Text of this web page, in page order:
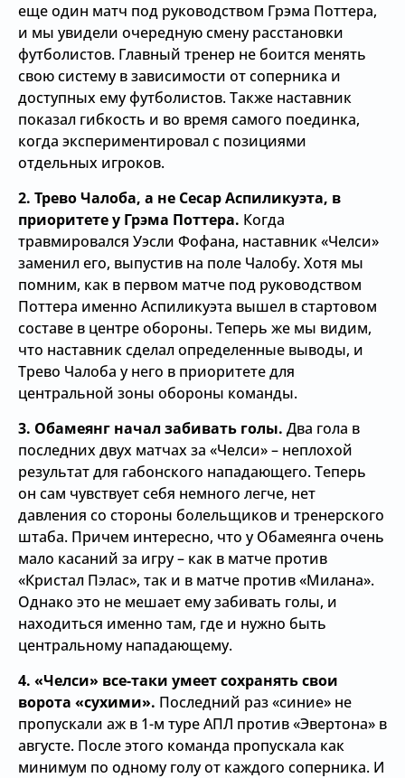
еще один матч под руководством Грэма Поттера,
и мы увидели очередную смену расстановки
футболистов. Главный тренер не боится менять
свою систему в зависимости от соперника и
доступных ему футболистов. Также наставник
показал гибкость и во время самого поединка,
когда экспериментировал с позициями
отдельных игроков.
2. Трево Чалоба, а не Сесар Аспиликуэта, в
приоритете у Грэма Поттера. Когда
травмировался Уэсли Фофана, наставник «Челси»
заменил его, выпустив на поле Чалобу. Хотя мы
помним, как в первом матче под руководством
Поттера именно Аспиликуэта вышел в стартовом
составе в центре обороны. Теперь же мы видим,
что наставник сделал определенные выводы, и
Трево Чалоба у него в приоритете для
центральной зоны обороны команды.
3. Обамеянг начал забивать голы. Два гола в
последних двух матчах за «Челси» – неплохой
результат для габонского нападающего. Теперь
он сам чувствует себя немного легче, нет
давления со стороны болельщиков и тренерского
штаба. Причем интересно, что у Обамеянга очень
мало касаний за игру – как в матче против
«Кристал Пэлас», так и в матче против «Милана».
Однако это не мешает ему забивать голы, и
находиться именно там, где и нужно быть
центральному нападающему.
4. «Челси» все-таки умеет сохранять свои
ворота «сухими». Последний раз «синие» не
пропускали аж в 1-м туре АПЛ против «Эвертона» в
августе. После этого команда пропускала как
минимум по одному голу от каждого соперника. И